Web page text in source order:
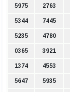
5975 2763
5344 7445
5235 4780
0365 3921
1374 4553
5647 5935